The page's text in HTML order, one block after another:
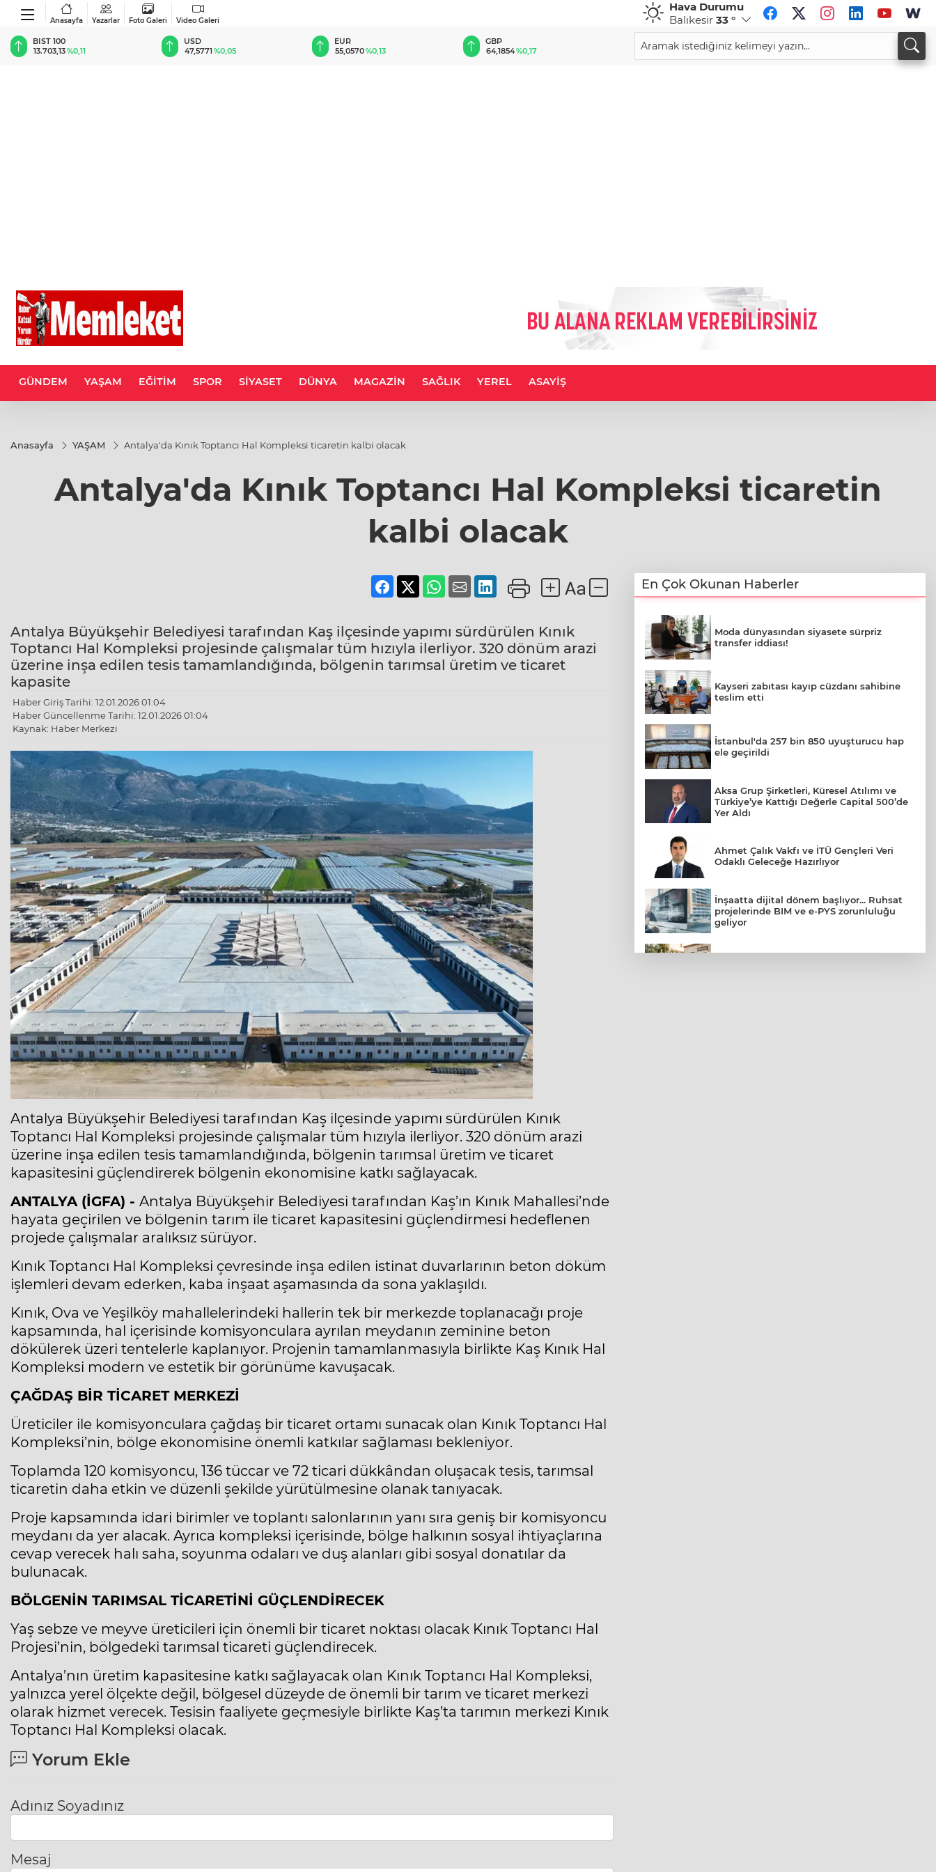
Anasayfa Yazarlar Foto Galeri Video Galeri
Hava Durumu
Balıkesir 33 °
BIST 100
13.703,13%0,11
USD
47,5771%0,05
EUR
55,0570%0,13
GBP
64,1854%0,17
CHF
58,9263 %0,02
33,9425
GÜNDEM YAŞAM EĞİTİM SPOR SİYASET DÜNYA MAGAZİN SAĞLIK YEREL ASAYİŞ
Anasayfa YAŞAM Antalya'da Kınık Toptancı Hal Kompleksi ticaretin kalbi olacak
Antalya'da Kınık Toptancı Hal Kompleksi ticaretin
kalbi olacak
Antalya Büyükşehir Belediyesi tarafından Kaş ilçesinde yapımı sürdürülen Kınık
Toptancı Hal Kompleksi projesinde çalışmalar tüm hızıyla ilerliyor. 320 dönüm arazi
üzerine inşa edilen tesis tamamlandığında, bölgenin tarımsal üretim ve ticaret
kapasite
Haber Giriş Tarihi: 12.01.2026 01:04
Haber Güncellenme Tarihi: 12.01.2026 01:04
Kaynak: Haber Merkezi
Antalya Büyükşehir Belediyesi tarafından Kaş ilçesinde yapımı sürdürülen Kınık
Toptancı Hal Kompleksi projesinde çalışmalar tüm hızıyla ilerliyor. 320 dönüm arazi
üzerine inşa edilen tesis tamamlandığında, bölgenin tarımsal üretim ve ticaret
kapasitesini güçlendirerek bölgenin ekonomisine katkı sağlayacak.
ANTALYA (İGFA) - Antalya Büyükşehir Belediyesi tarafından Kaş’ın Kınık Mahallesi’nde
hayata geçirilen ve bölgenin tarım ile ticaret kapasitesini güçlendirmesi hedeflenen
projede çalışmalar aralıksız sürüyor.
Kınık Toptancı Hal Kompleksi çevresinde inşa edilen istinat duvarlarının beton döküm
işlemleri devam ederken, kaba inşaat aşamasında da sona yaklaşıldı.
Kınık, Ova ve Yeşilköy mahallelerindeki hallerin tek bir merkezde toplanacağı proje
kapsamında, hal içerisinde komisyonculara ayrılan meydanın zeminine beton
dökülerek üzeri tentelerle kaplanıyor. Projenin tamamlanmasıyla birlikte Kaş Kınık Hal
Kompleksi modern ve estetik bir görünüme kavuşacak.
ÇAĞDAŞ BİR TİCARET MERKEZİ
Üreticiler ile komisyonculara çağdaş bir ticaret ortamı sunacak olan Kınık Toptancı Hal
Kompleksi’nin, bölge ekonomisine önemli katkılar sağlaması bekleniyor.
Toplamda 120 komisyoncu, 136 tüccar ve 72 ticari dükkândan oluşacak tesis, tarımsal
ticaretin daha etkin ve düzenli şekilde yürütülmesine olanak tanıyacak.
Proje kapsamında idari birimler ve toplantı salonlarının yanı sıra geniş bir komisyoncu
meydanı da yer alacak. Ayrıca kompleksi içerisinde, bölge halkının sosyal ihtiyaçlarına
cevap verecek halı saha, soyunma odaları ve duş alanları gibi sosyal donatılar da
bulunacak.
BÖLGENİN TARIMSAL TİCARETİNİ GÜÇLENDİRECEK
Yaş sebze ve meyve üreticileri için önemli bir ticaret noktası olacak Kınık Toptancı Hal
Projesi’nin, bölgedeki tarımsal ticareti güçlendirecek.
Antalya’nın üretim kapasitesine katkı sağlayacak olan Kınık Toptancı Hal Kompleksi,
yalnızca yerel ölçekte değil, bölgesel düzeyde de önemli bir tarım ve ticaret merkezi
olarak hizmet verecek. Tesisin faaliyete geçmesiyle birlikte Kaş’ta tarımın merkezi Kınık
Toptancı Hal Kompleksi olacak.
Yorum Ekle
Adınız Soyadınız
Mesaj
En Çok Okunan Haberler
Moda dünyasından siyasete sürpriz
transfer iddiası!
Kayseri zabıtası kayıp cüzdanı sahibine
teslim etti
İstanbul'da 257 bin 850 uyuşturucu hap
ele geçirildi
Aksa Grup Şirketleri, Küresel Atılımı ve
Türkiye’ye Kattığı Değerle Capital 500’de
Yer Aldı
Ahmet Çalık Vakfı ve İTÜ Gençleri Veri
Odaklı Geleceğe Hazırlıyor
İnşaatta dijital dönem başlıyor... Ruhsat
projelerinde BIM ve e-PYS zorunluluğu
geliyor